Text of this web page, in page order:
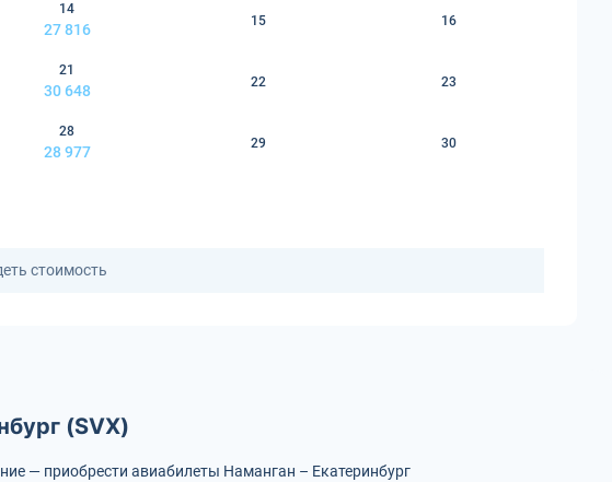
14
27 816
15 16
21
30 648
22 23
28
28 977
29 30
стоимость
(SVX)
— приобрести авиабилеты Наманган – Екатеринбург